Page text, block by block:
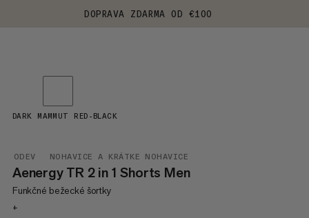
DOPRAVA ZDARMA OD €100
ODEV NOHAVICE A KRÁTKE NOHAVICE
Aenergy TR 2 in 1 Shorts Men
Funkčné bežecké šortky
+
DARK MAMMUT RED-BLACK